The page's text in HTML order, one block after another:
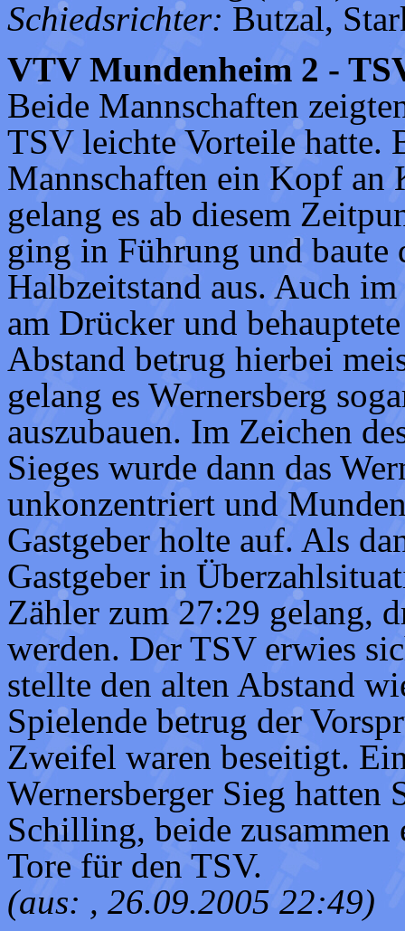
Schiedsrichter: Butzal,
VTV Mundenheim 2 -
Beide Mannschaften
TSV leichte Vorteile hatte.
Mannschaften ein Kopf an
gelang es ab diesem
ging in Führung und
Halbzeitstand aus. Auch
am Drücker und
Abstand betrug hierbei
gelang es Wernersberg
auszubauen. Im Zeichen
Sieges wurde dann das
unkonzentriert und
Gastgeber holte auf. Als
Gastgeber in
Zähler zum 27:29 gelang,
werden. Der TSV erwies
stellte den alten Abstand
Spielende betrug der
Zweifel waren beseitigt.
Wernersberger Sieg hatten
Schilling, beide
Tore für den TSV.
(aus: , 26.09.2005 22:49)